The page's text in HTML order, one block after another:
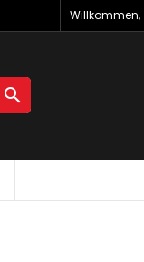
Willkommen,
